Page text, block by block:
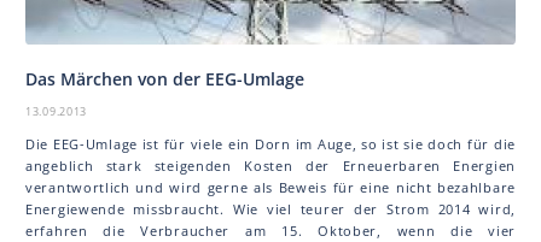
Das Märchen von der EEG-Umlage
13.09.2013
Die EEG-Umlage ist für viele ein Dorn im Auge, so ist sie doch für die
angeblich stark steigenden Kosten der Erneuerbaren Energien
verantwortlich und wird gerne als Beweis für eine nicht bezahlbare
Energiewende missbraucht. Wie viel teurer der Strom 2014 wird,
erfahren die Verbraucher am 15. Oktober, wenn die vier